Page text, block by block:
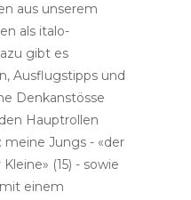
aus unserem
als italo-
gibt es
Ausflugstipps und
Denkanstösse
Hauptrollen
meine Jungs - «der
(15) - sowie
einem